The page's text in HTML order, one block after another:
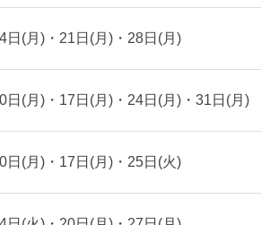
(月)・21日(月)・28日(月)
(月)・17日(月)・24日(月)・31日(月)
(月)・17日(月)・25日(火)